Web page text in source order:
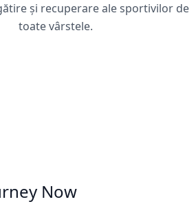
și recuperare ale sportivilor de
toate vârstele.
Now